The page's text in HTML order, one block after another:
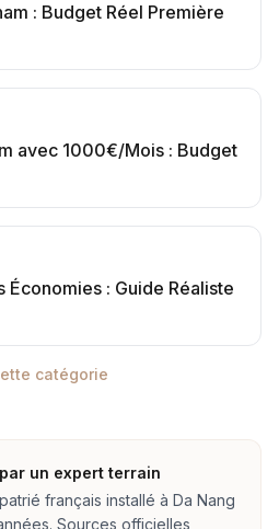
: Budget Réel Première
avec 1000€/Mois : Budget
Économies : Guide Réaliste
catégorie
un expert terrain
français installé à Da Nang
Sources officielles